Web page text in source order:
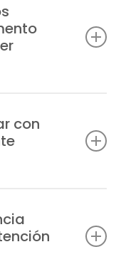
con
con